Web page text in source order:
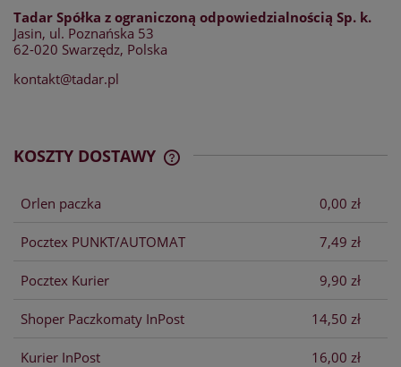
Tadar Spółka z ograniczoną odpowiedzialnością Sp. k.
Jasin, ul. Poznańska 53
62-020 Swarzędz, Polska
kontakt@tadar.pl
KOSZTY DOSTAWY
Orlen paczka 0,00 zł
Pocztex PUNKT/AUTOMAT 7,49 zł
Pocztex Kurier 9,90 zł
Shoper Paczkomaty InPost 14,50 zł
Kurier InPost 16,00 zł